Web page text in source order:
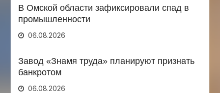
В Омской области зафиксировали спад в
промышленности
06.08.2026
Завод «Знамя труда» планируют признать
банкротом
06.08.2026